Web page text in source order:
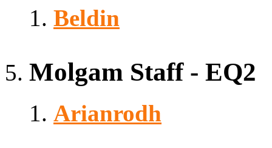
Beldin
Molgam Staff - EQ2
Arianrodh